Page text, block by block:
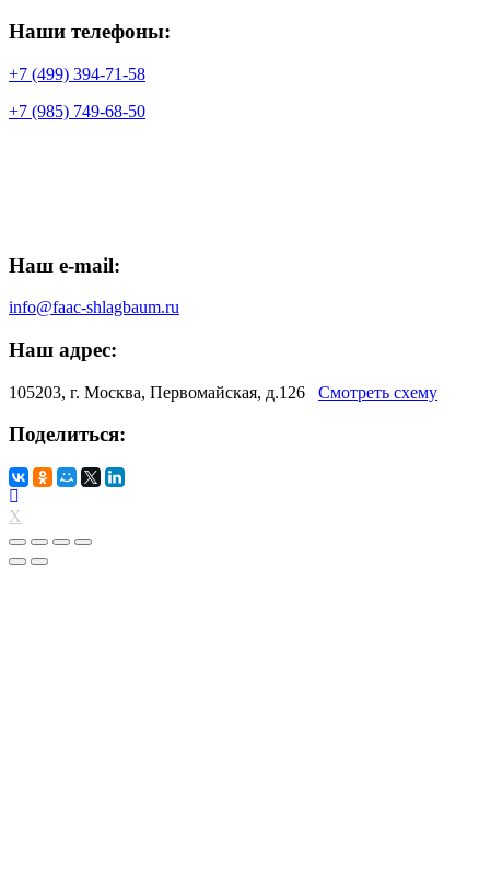
Наши телефоны:
+7 (499) 394-71-58
+7 (985) 749-68-50
Наш e-mail:
info@faac-shlagbaum.ru
Наш адрес:
105203, г. Москва, Первомайская, д.126 Смотреть схему
Поделиться:
X